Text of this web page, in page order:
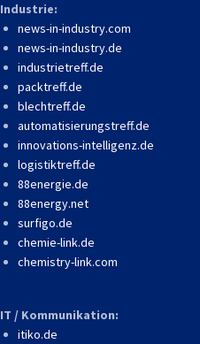
Industrie:
news-in-industry.com
news-in-industry.de
industrietreff.de
packtreff.de
blechtreff.de
automatisierungstreff.de
innovations-intelligenz.de
logistiktreff.de
88energie.de
88energy.net
surfigo.de
chemie-link.de
chemistry-link.com
IT / Kommunikation:
itiko.de